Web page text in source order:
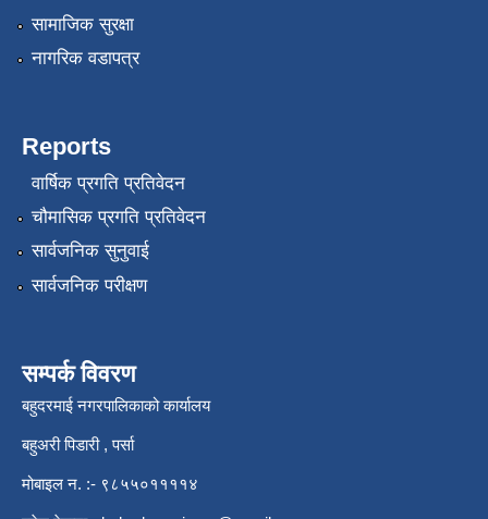
सामाजिक सुरक्षा
नागरिक वडापत्र
Reports
वार्षिक प्रगति प्रतिवेदन
चौमासिक प्रगति प्रतिवेदन
सार्वजनिक सुनुवाई
सार्वजनिक परीक्षण
सम्पर्क विवरण
बहुदरमाई नगरपालिकाको कार्यालय
बहुअरी पिडारी , पर्सा
मोबाइल न. :- ९८५५०११११४